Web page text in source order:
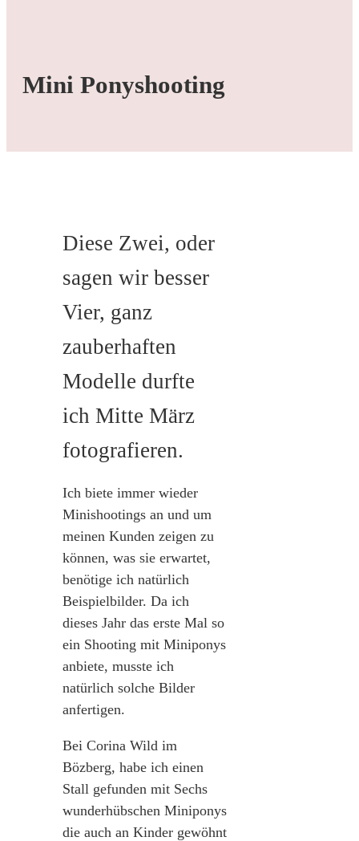
Mini Ponyshooting
Diese Zwei, oder
sagen wir besser
Vier, ganz
zauberhaften
Modelle durfte
ich Mitte März
fotografieren.
Ich biete immer wieder
Minishootings an und um
meinen Kunden zeigen zu
können, was sie erwartet,
benötige ich natürlich
Beispielbilder. Da ich
dieses Jahr das erste Mal so
ein Shooting mit Miniponys
anbiete, musste ich
natürlich solche Bilder
anfertigen.
Bei Corina Wild im
Bözberg, habe ich einen
Stall gefunden mit Sechs
wunderhübschen Miniponys
die auch an Kinder gewöhnt